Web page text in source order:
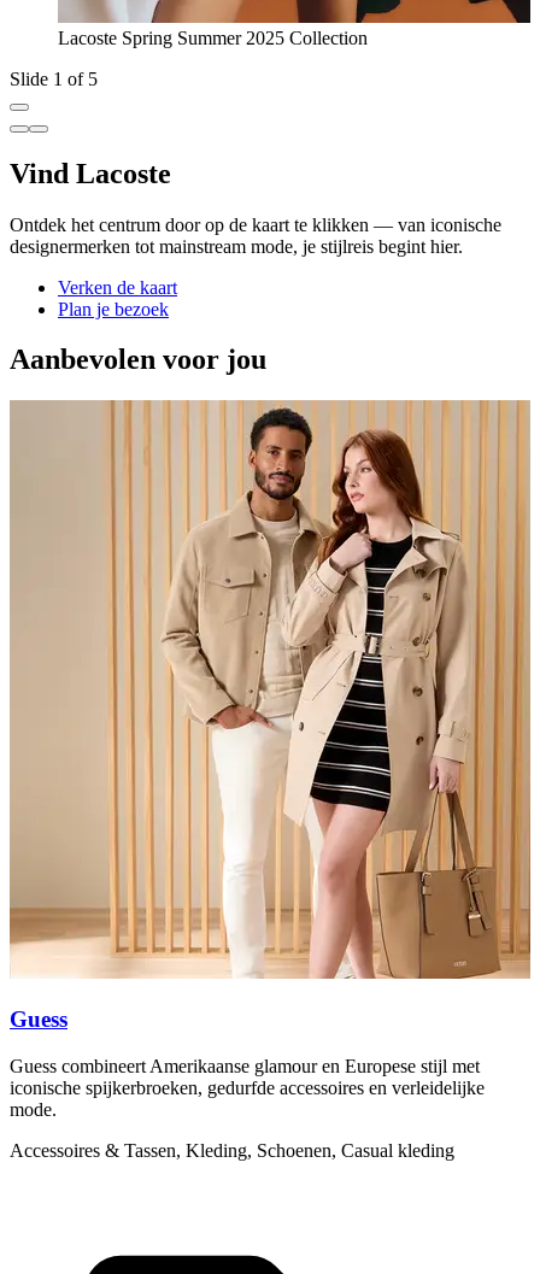
Lacoste Spring Summer 2025 Collection
Slide 1 of 5
Vind Lacoste
Ontdek het centrum door op de kaart te klikken — van iconische
designermerken tot mainstream mode, je stijlreis begint hier.
Verken de kaart
Plan je bezoek
Aanbevolen voor jou
Guess
Guess combineert Amerikaanse glamour en Europese stijl met
iconische spijkerbroeken, gedurfde accessoires en verleidelijke
mode.
Accessoires & Tassen, Kleding, Schoenen, Casual kleding